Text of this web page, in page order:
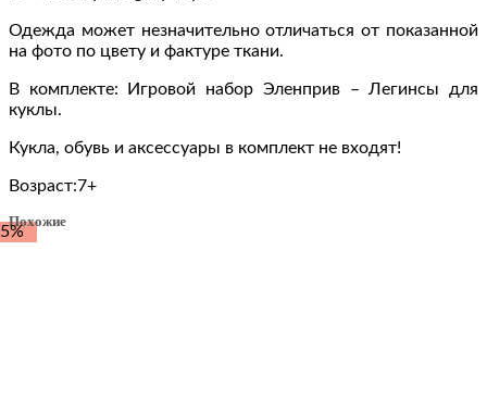
Одежда может незначительно отличаться от показанной
на фото по цвету и фактуре ткани.
В комплекте: Игровой набор Эленприв – Легинсы для
куклы.
Кукла, обувь и аксессуары в комплект не входят!
Возраст:7+
Похожие